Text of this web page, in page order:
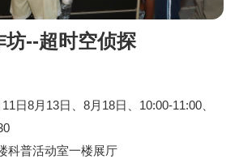
坊--超时空侦探
日8月13日、8月18日、10:00-11:00、
科普活动室一楼展厅